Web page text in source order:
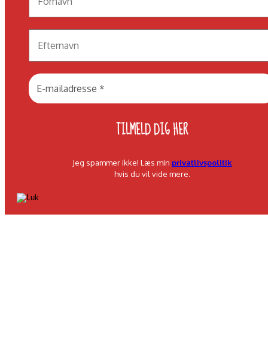
Jeg spammer ikke! Læs min privatlivspolitik
hvis du vil vide mere.